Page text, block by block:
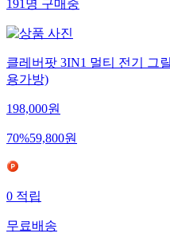
191명구매중
클레버팟 3IN1 멀티 전기 그
용가방)
198,000원
70%59,800원
0적립
무료배송